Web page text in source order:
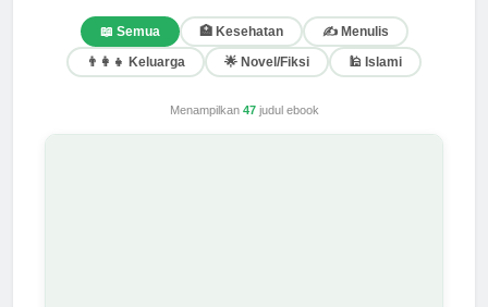
📖 Semua 🏥 Kesehatan
✍️ Menulis
👨‍👩‍👧 Keluarga
🌟 Novel/Fiksi 🕌 Islami
Menampilkan 47judul ebook